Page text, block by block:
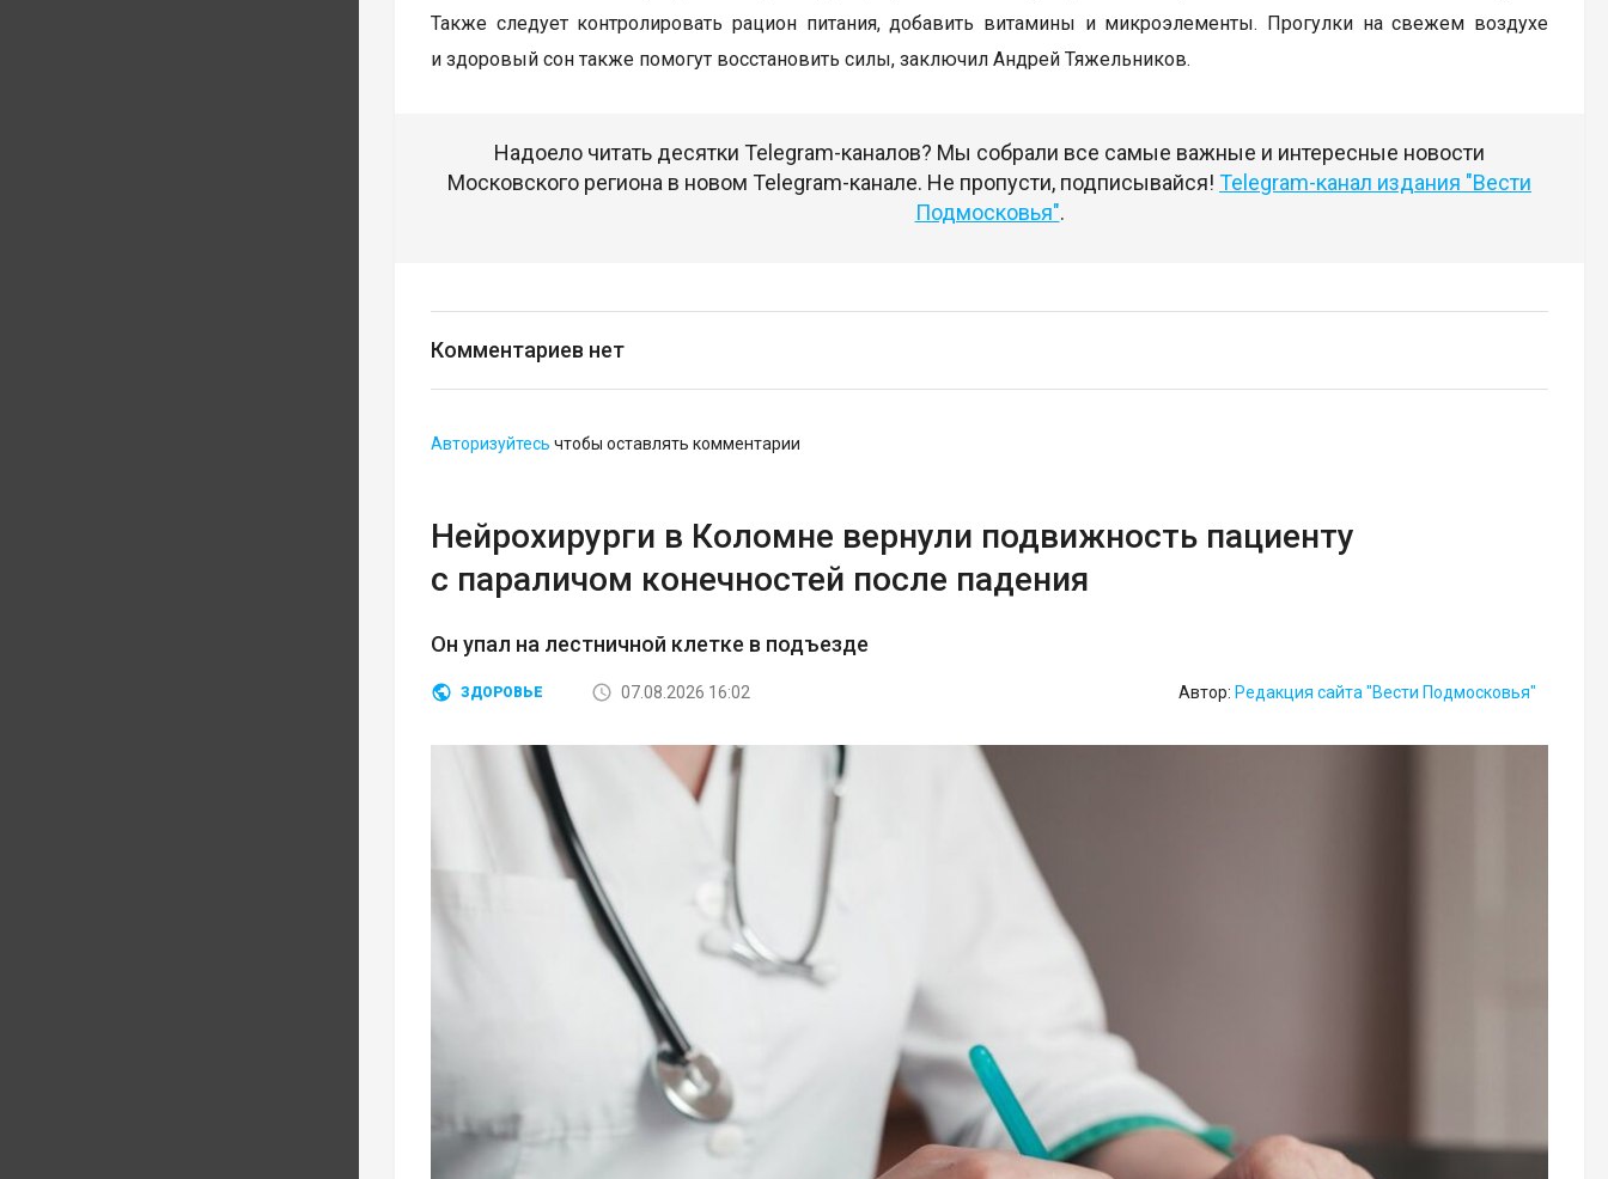
Также следует контролировать рацион питания, добавить витамины и микроэлементы. Прогулки на свежем воздухе
и здоровый сон также помогут восстановить силы, заключил Андрей Тяжельников.
Надоело читать десятки Telegram-каналов? Мы собрали все самые важные и интересные новости
Московского региона в новом Telegram-канале. Не пропусти, подписывайся! Telegram-канал издания "Вести
Подмосковья".
Комментариев нет
Авторизуйтесь чтобы оставлять комментарии
Нейрохирурги в Коломне вернули подвижность пациенту
с параличом конечностей после падения
Он упал на лестничной клетке в подъезде
ЗДОРОВЬЕ 07.08.2026 16:02 Автор: Редакция сайта "Вести Подмосковья"